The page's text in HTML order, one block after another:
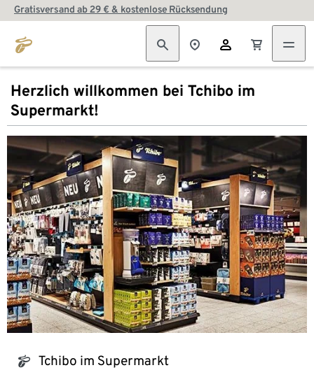
Gratisversand ab 29 € & kostenlose Rücksendung
Herzlich willkommen bei Tchibo im
Supermarkt!
tchibo_logo Tchibo im Supermarkt